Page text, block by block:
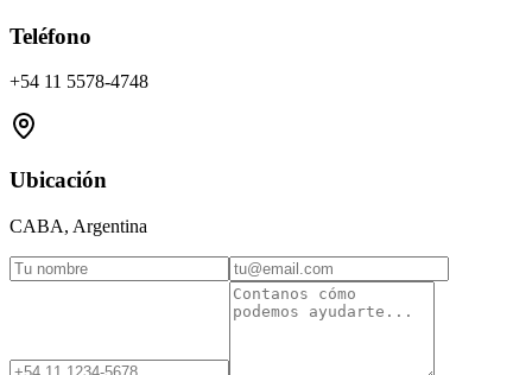
Teléfono
+54 11 5578-4748
Ubicación
CABA, Argentina